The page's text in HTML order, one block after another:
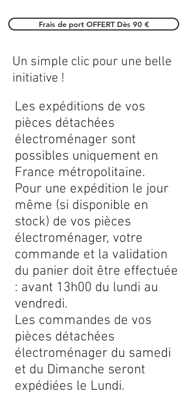
Frais de port OFFERT Dès 90 €
Les expéditions de vos
pièces détachées
électroménager sont
possibles uniquement en
France métropolitaine.
Pour une expédition le jour
même (si disponible en
stock) de vos pièces
électroménager, votre
commande et la validation
du panier doit être effectuée
: avant 13h00 du lundi au
vendredi.
Les commandes de vos
pièces détachées
électroménager du samedi
et du Dimanche seront
expédiées le Lundi.
Un simple clic pour une belle
initiative !